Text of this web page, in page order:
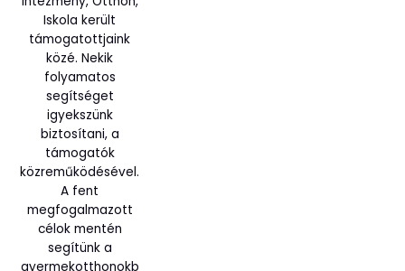
Iskola került
támogatottjaink
közé. Nekik
folyamatos
segítséget
igyekszünk
biztosítani, a
támogatók
közreműködésével.
A fent
megfogalmazott
célok mentén
segítünk a
gyermekotthonokb